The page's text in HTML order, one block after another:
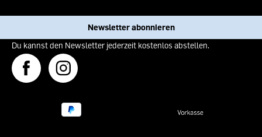
Newsletter abonnieren
Du kannst den Newsletter jederzeit kostenlos abstellen.